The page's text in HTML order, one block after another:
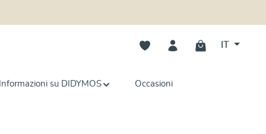
Hai 0 articoli nella lista dei
Informazioni su DIDYMOS Occasioni